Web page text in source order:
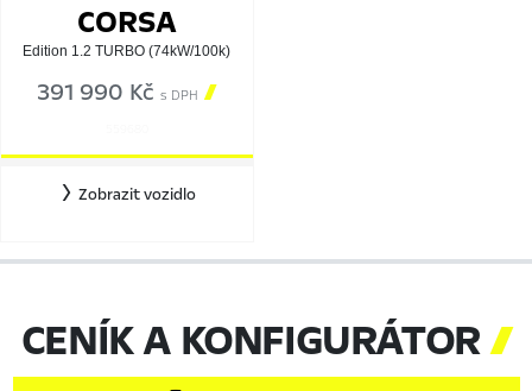
CORSA
Edition 1.2 TURBO (74kW/100k)
391 990 Kčs DPH 
Zobrazit vozidlo
CENÍK A KONFIGURÁTOR